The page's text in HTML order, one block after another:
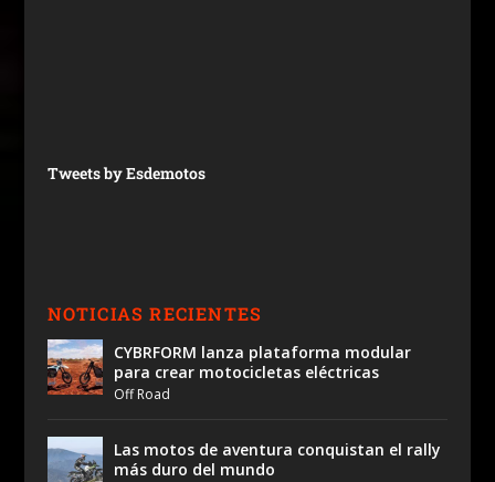
Tweets by Esdemotos
NOTICIAS RECIENTES
CYBRFORM lanza plataforma modular
para crear motocicletas eléctricas
Off Road
Las motos de aventura conquistan el rally
más duro del mundo